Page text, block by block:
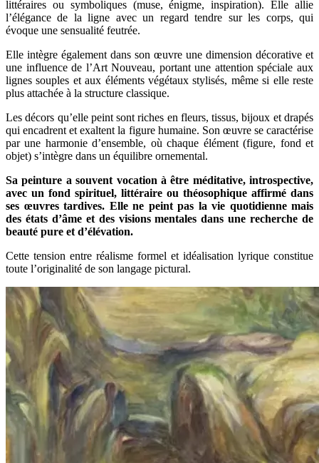
littéraires ou symboliques (muse, énigme, inspiration). Elle allie
l’élégance de la ligne avec un regard tendre sur les corps, qui
évoque une sensualité feutrée.
Elle intègre également dans son œuvre une dimension décorative et
une influence de l’Art Nouveau, portant une attention spéciale aux
lignes souples et aux éléments végétaux stylisés, même si elle reste
plus attachée à la structure classique.
Les décors qu’elle peint sont riches en fleurs, tissus, bijoux et drapés
qui encadrent et exaltent la figure humaine. Son œuvre se caractérise
par une harmonie d’ensemble, où chaque élément (figure, fond et
objet) s’intègre dans un équilibre ornemental.
Sa peinture a souvent vocation à être méditative, introspective,
avec un fond spirituel, littéraire ou théosophique affirmé dans
ses œuvres tardives. Elle ne peint pas la vie quotidienne mais
des états d’âme et des visions mentales dans une recherche de
beauté pure et d’élévation.
Cette tension entre réalisme formel et idéalisation lyrique constitue
toute l’originalité de son langage pictural.